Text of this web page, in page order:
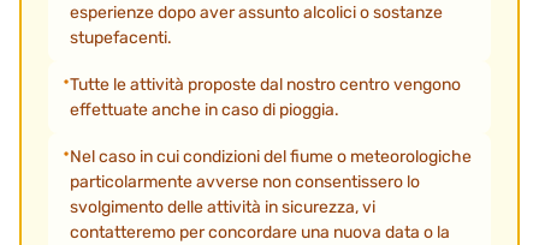
esperienze dopo aver assunto alcolici o sostanze
stupefacenti.
Tutte le attività proposte dal nostro centro vengono
effettuate anche in caso di pioggia.
Nel caso in cui condizioni del fiume o meteorologiche
particolarmente avverse non consentissero lo
svolgimento delle attività in sicurezza, vi
contatteremo per concordare una nuova data o la